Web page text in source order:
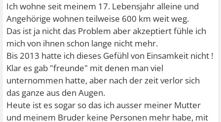
Ich wohne seit meinem 17. Lebensjahr alleine und
Angehörige wohnen teilweise 600 km weit weg.
Das ist ja nicht das Problem aber akzeptiert fühle ich
mich von ihnen schon lange nicht mehr.
Bis 2013 hatte ich dieses Gefühl von Einsamkeit nicht !
Klar es gab "freunde" mit denen man viel
unternommen hatte, aber nach der zeit verlor sich
das ganze aus den Augen.
Heute ist es sogar so das ich ausser meiner Mutter
und meinem Bruder keine Personen mehr habe, mit